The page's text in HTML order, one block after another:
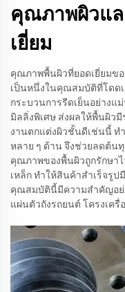
คุณภาพผิวแล
เยี่ยม
คุณภาพพื้นผิวที่ยอดเยี่ยมขอ
เป็นหนึ่งในคุณสมบัติที่โดด
กระบวนการรีดเย็นอย่างแ
มิลลิ่งพิเศษ ส่งผลให้พื้นผิว
งานตกแต่งผิวชั้นดีเช่นนี้ ท
หลาย ๆ ด้าน จึงช่วยลดต้น
คุณภาพของพื้นผิวถูกรักษา
เหล็ก ทำให้สินค้าสำเร็จรู
คุณสมบัตินี้มีความสำคัญอย่
แผ่นตัวถังรถยนต์ โครงเค